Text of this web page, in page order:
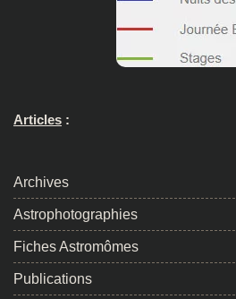
Articles :
Archives
Astrophotographies
Fiches Astromômes
Publications